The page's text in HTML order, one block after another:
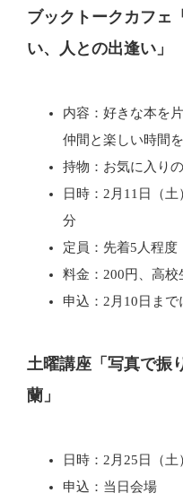
ブックトークカフェ
い、人との出逢い」
内容：好きな本を
仲間と楽しい時間
持物：お気に入り
日時：2月11日（
分
定員：先着5人程度
料金：200円、高校
申込：2月10日まで
土曜講座「写真で振
蘭」
日時：2月25日（
申込：当日会場